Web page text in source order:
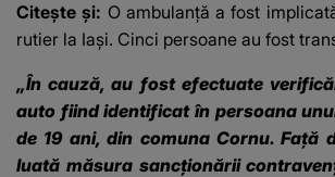
Citește și: O ambulanță a fost
rutier la Iași. Cinci persoane au fost
„În cauză, au fost efectuate
auto fiind identificat în persoana
de 19 ani, din comuna Cornu. Față
luată măsura sancționării